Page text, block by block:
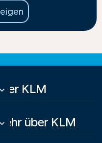
Über KLM
keyboard_arrow_down
Mehr über KLM
keyboard_arrow_down